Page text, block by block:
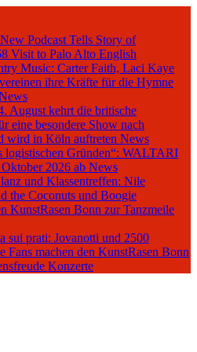
New Podcast Tells Story of
Visit to Palo Alto English
Music: Carter Faith, Laci Kaye
ihre Kräfte für die Hymne
August kehrt die britische
eine besondere Show nach
wird in Köln auftreten News
logistischen Gründen“: WALTARI
2026 ab News
und Klassentreffen: Nile
the Coconuts und Boogie
KunstRasen Bonn zur Tanzmeile
sui prati: Jovanotti und 2500
Fans machen den KunstRasen Bonn
Konzerte